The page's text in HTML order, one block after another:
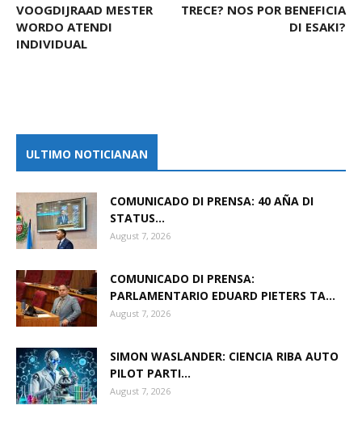
VOOGDIJRAAD MESTER
WORDO ATENDI
INDIVIDUAL
TRECE? NOS POR BENEFICIA
DI ESAKI?
ULTIMO NOTICIANAN
COMUNICADO DI PRENSA: 40 AÑA DI
STATUS...
August 7, 2026
COMUNICADO DI PRENSA:
PARLAMENTARIO EDUARD PIETERS TA...
August 7, 2026
SIMON WASLANDER: CIENCIA RIBA AUTO
PILOT PARTI...
August 7, 2026